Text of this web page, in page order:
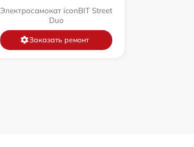
Электросамокат iconBIT Street
Duo
Заказать ремонт